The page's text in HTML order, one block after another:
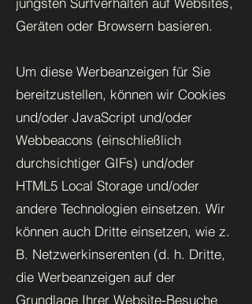
Geräten oder Browsern basieren.
Um diese Werbeanzeigen für Sie
bereitzustellen, können wir Cookies
und/oder JavaScript und/oder
Webbeacons (einschließlich
durchsichtiger GIFs) und/oder
HTML5 Local Storage und/oder
andere Technologien einsetzen. Wir
können auch Dritte einsetzen, wie z.
B. Netzwerkinserenten (d. h. Dritte,
die Werbeanzeigen auf der
Grundlage Ihrer Website-Besuche